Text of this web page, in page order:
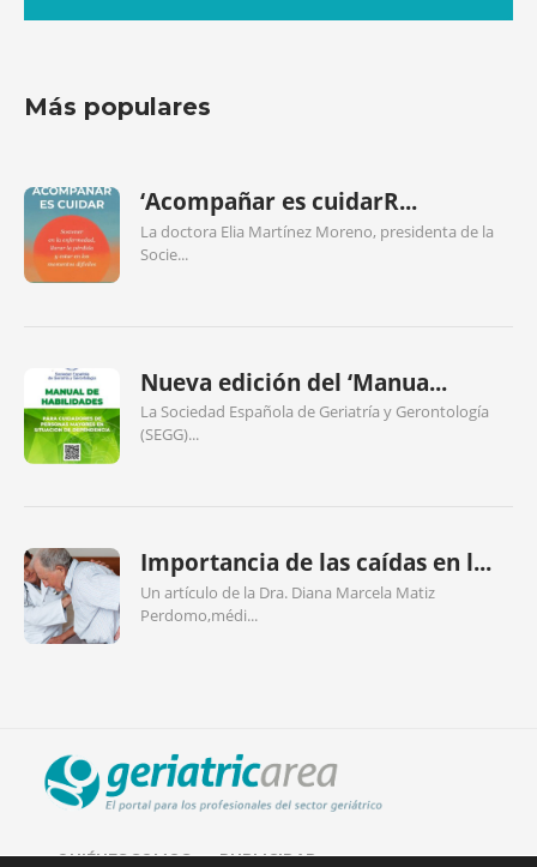
Más populares
‘Acompañar es cuidarR...
La doctora Elia Martínez Moreno, presidenta de la
Socie...
Nueva edición del ‘Manua...
La Sociedad Española de Geriatría y Gerontología
(SEGG)...
Importancia de las caídas en l...
Un artículo de la Dra. Diana Marcela Matiz
Perdomo,médi...
QUIÉNES SOMOS PUBLICIDAD